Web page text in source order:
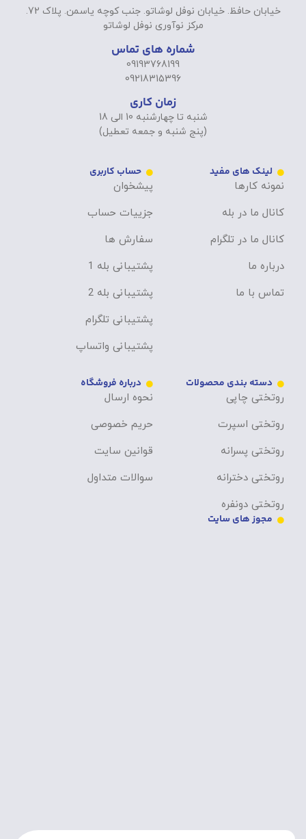
خیابان حافظ. خیابان نوفل لوشاتو. جنب کوچه یاسمن. پلاک 72.
مرکز نوآوری نوفل لوشاتو
شماره های تماس
09193768199
09218315396
زمان کاری
شنبه تا چهارشنبه 10 الی 18
(پنج شنبه و جمعه تعطیل)
لینک های مفید
نمونه کارها
کانال ما در بله
کانال ما در تلگرام
درباره ما
تماس با ما
حساب کاربری
پیشخوان
جزییات حساب
سفارش ها
پشتیبانی بله 1
پشتیبانی بله 2
پشتیبانی تلگرام
پشتیبانی واتساپ
دسته بندی محصولات
روتختی چاپی
روتختی اسپرت
روتختی پسرانه
روتختی دخترانه
روتختی دونفره
درباره فروشگاه
نحوه ارسال
حریم خصوصی
قوانین سایت
سوالات متداول
مجوز های سایت